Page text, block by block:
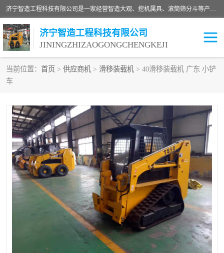
济宁智造工程科技有限公司是一家经营智造大观、挖机属具、滚筒筛分斗等产品的滑移装载机厂家。济宁智造工程科技有限公司奉行以质量赢得用户，诚信为本，互利共赢的宗旨，依靠雄厚的技术力量，科学的管理制度，先进的加工检测设备，始终坚持以客户为中心，免费咨询！
济宁智造工程科技有限公司
JININGZHIZAOGONGCHENGKEJI
当前位置： 首页 > 供应商机 > 滑移装载机 > 40滑移装载机 广东 小铲
车
铣挖机 移动破碎机
滚筒筛分斗 粉碎钳
液压剪 土壤修复
铣刨机 开沟机
伐木机 破碎机
压路机